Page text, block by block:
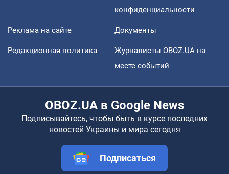
конфиденциальности
Реклама на сайте Документы
Редакционная политика
Журналисты OBOZ.UA на
месте событий
OBOZ.UA в Google News
Подписывайтесь, чтобы быть в курсе последних
новостей Украины и мира сегодня
Подписаться